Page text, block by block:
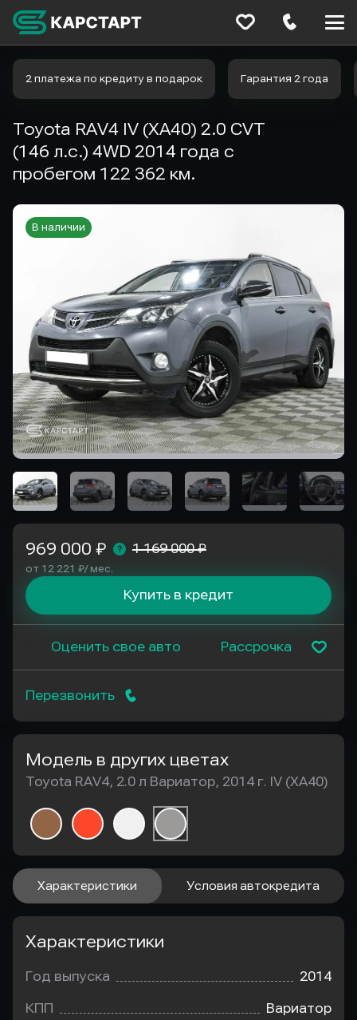
2 платежа по кредиту в подарок Гарантия 2 года
Toyota RAV4 IV (XA40) 2.0 CVT
(146 л.с.) 4WD 2014 года с
пробегом 122 362 км.
В наличии
969 000 ₽ 1 169 000 ₽
от 12 221 ₽/ мес.
Купить в кредит
Оценить свое авто Рассрочка
Перезвонить
Модель в других цветах
Toyota RAV4, 2.0 л Вариатор, 2014 г. IV (XA40)
Характеристики Условия автокредита
Характеристики
Год выпуска 2014
КПП Вариатор